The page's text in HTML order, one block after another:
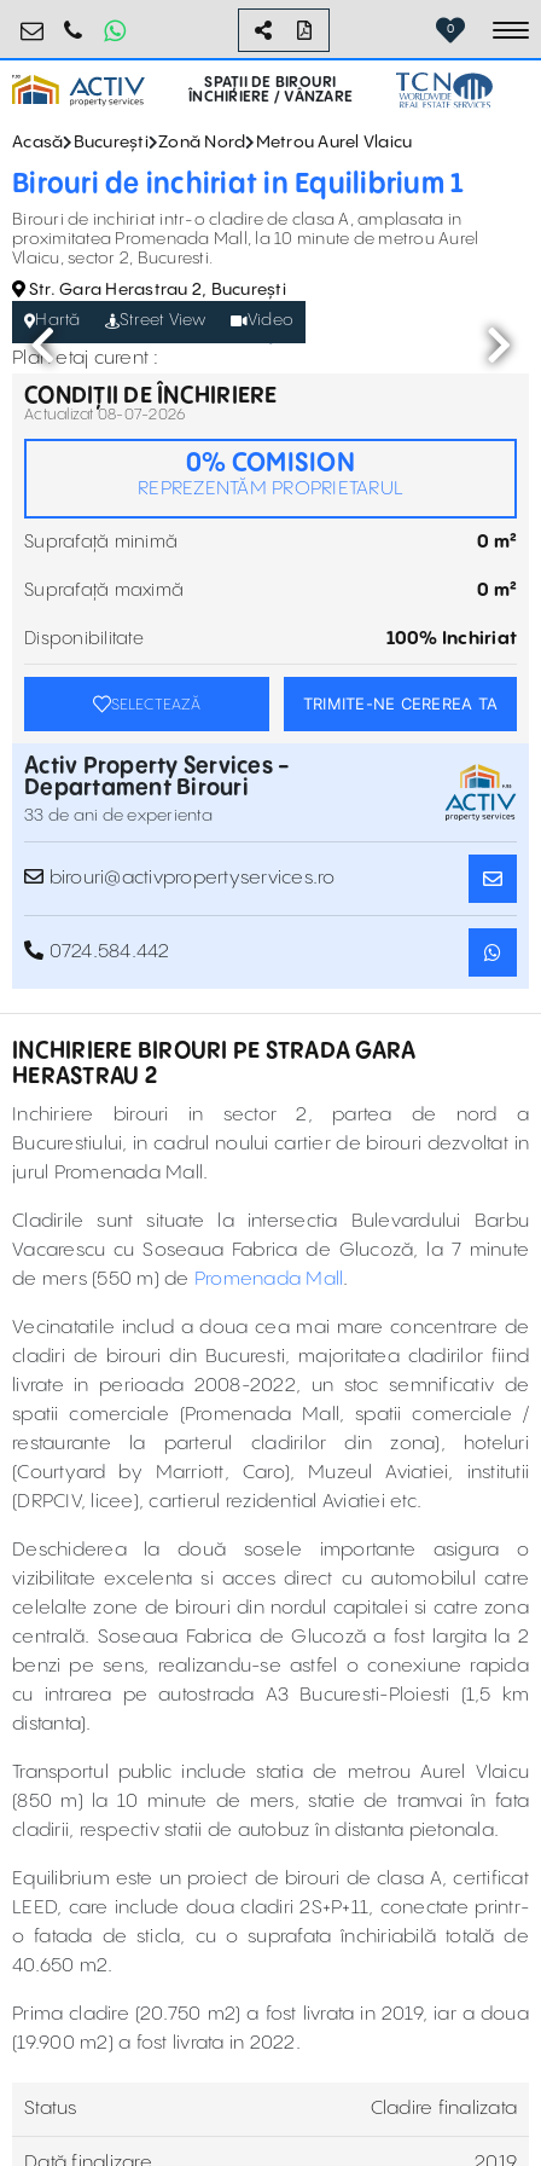
birouri@activpropertyservices.ro
0724.584.442 0
SPAȚII DE BIROURI
ÎNCHIRIERE / VÂNZARE
Acasă București Zonă Nord Metrou Aurel Vlaicu
Birouri de inchiriat in Equilibrium 1
Birouri de inchiriat intr-o cladire de clasa A, amplasata in
proximitatea Promenada Mall, la 10 minute de metrou Aurel
Vlaicu, sector 2, Bucuresti.
Str. Gara Herastrau 2, București
Hartă
Street View Video
Plan etaj curent :
CONDIȚII DE ÎNCHIRIERE
Actualizat 08-07-2026
0% COMISION
REPREZENTĂM PROPRIETARUL
Suprafață minimă 0 m²
Suprafață maximă 0 m²
Disponibilitate 100% Inchiriat
SELECTEAZĂ TRIMITE-NE CEREREA TA
Activ Property Services -
Departament Birouri
33 de ani de experienta
birouri@activpropertyservices.ro
0724.584.442
INCHIRIERE BIROURI PE STRADA GARA
HERASTRAU 2
Inchiriere birouri in sector 2, partea de nord a
Bucurestiului, in cadrul noului cartier de birouri dezvoltat in
jurul Promenada Mall.
Cladirile sunt situate la intersectia Bulevardului Barbu
Vacarescu cu Soseaua Fabrica de Glucoză, la 7 minute
de mers (550 m) de Promenada Mall.
Vecinatatile includ a doua cea mai mare concentrare de
cladiri de birouri din Bucuresti, majoritatea cladirilor fiind
livrate in perioada 2008-2022, un stoc semnificativ de
spatii comerciale (Promenada Mall, spatii comerciale /
restaurante la parterul cladirilor din zona), hoteluri
(Courtyard by Marriott, Caro), Muzeul Aviatiei, institutii
(DRPCIV, licee), cartierul rezidential Aviatiei etc.
Deschiderea la două sosele importante asigura o
vizibilitate excelenta si acces direct cu automobilul catre
celelalte zone de birouri din nordul capitalei si catre zona
centrală. Soseaua Fabrica de Glucoză a fost largita la 2
benzi pe sens, realizandu-se astfel o conexiune rapida
cu intrarea pe autostrada A3 Bucuresti-Ploiesti (1,5 km
distanta).
Transportul public include statia de metrou Aurel Vlaicu
(850 m) la 10 minute de mers, statie de tramvai în fata
cladirii, respectiv statii de autobuz în distanta pietonala.
Equilibrium este un proiect de birouri de clasa A, certificat
LEED, care include doua cladiri 2S+P+11, conectate printr-
o fatada de sticla, cu o suprafata închiriabilă totală de
40.650 m2.
Prima cladire (20.750 m2) a fost livrata in 2019, iar a doua
(19.900 m2) a fost livrata in 2022.
Status Cladire finalizata